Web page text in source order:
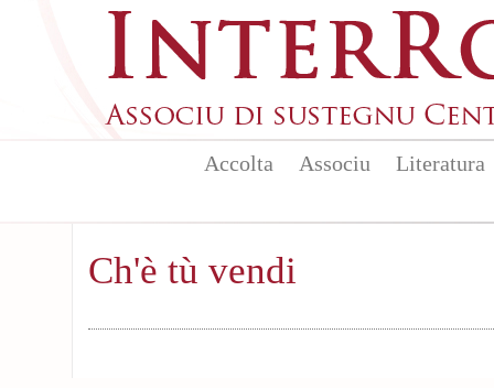
Accolta Associu Literatura
Ch'è tù vendi